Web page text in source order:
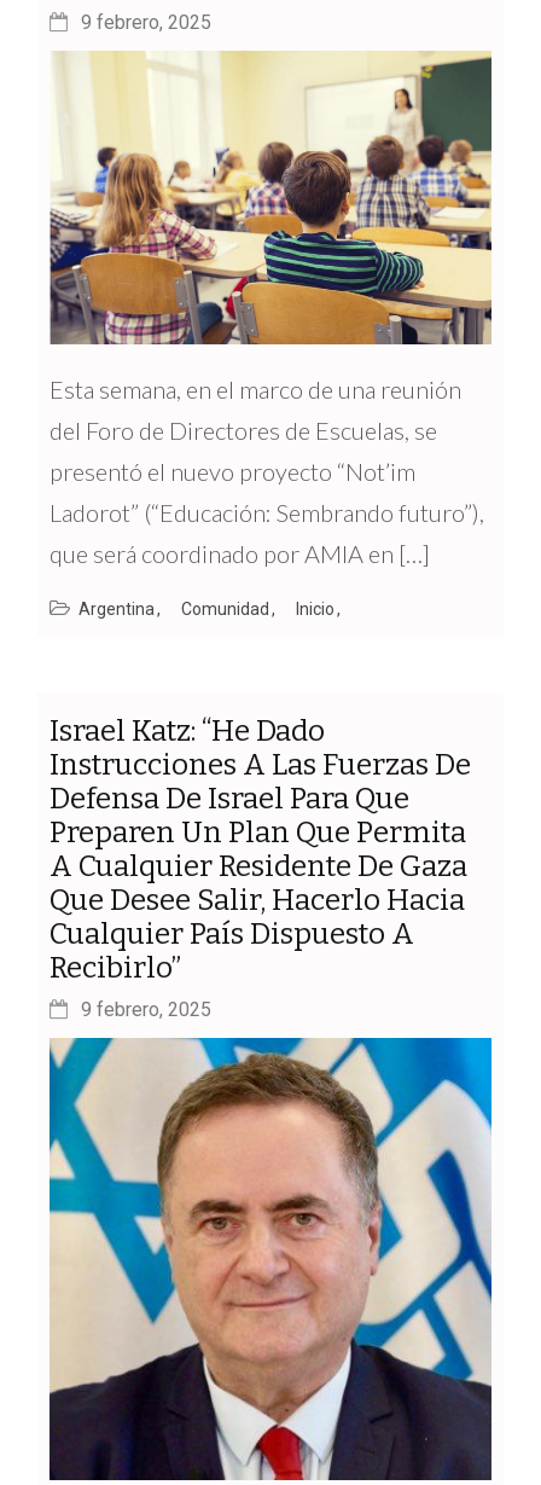
9 febrero, 2025
Esta semana, en el marco de una reunión
del Foro de Directores de Escuelas, se
presentó el nuevo proyecto “Not’im
Ladorot” (“Educación: Sembrando futuro”),
que será coordinado por AMIA en […]
Argentina Comunidad Inicio
Israel Katz: “He Dado
Instrucciones A Las Fuerzas De
Defensa De Israel Para Que
Preparen Un Plan Que Permita
A Cualquier Residente De Gaza
Que Desee Salir, Hacerlo Hacia
Cualquier País Dispuesto A
Recibirlo”
9 febrero, 2025